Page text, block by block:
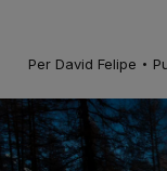
Per David Felipe ·